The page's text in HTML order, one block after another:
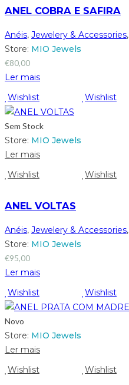
ANEL COBRA E SAFIRA
Anéis, Jewelery & Accessories,
Store: MIO Jewels
€80,00
Ler mais
Wishlist
Wishlist
Sem Stock
Store: MIO Jewels
Ler mais
Wishlist
Wishlist
ANEL VOLTAS
Anéis, Jewelery & Accessories,
Store: MIO Jewels
€95,00
Ler mais
Wishlist
Wishlist
Novo
Store: MIO Jewels
Ler mais
Wishlist
Wishlist